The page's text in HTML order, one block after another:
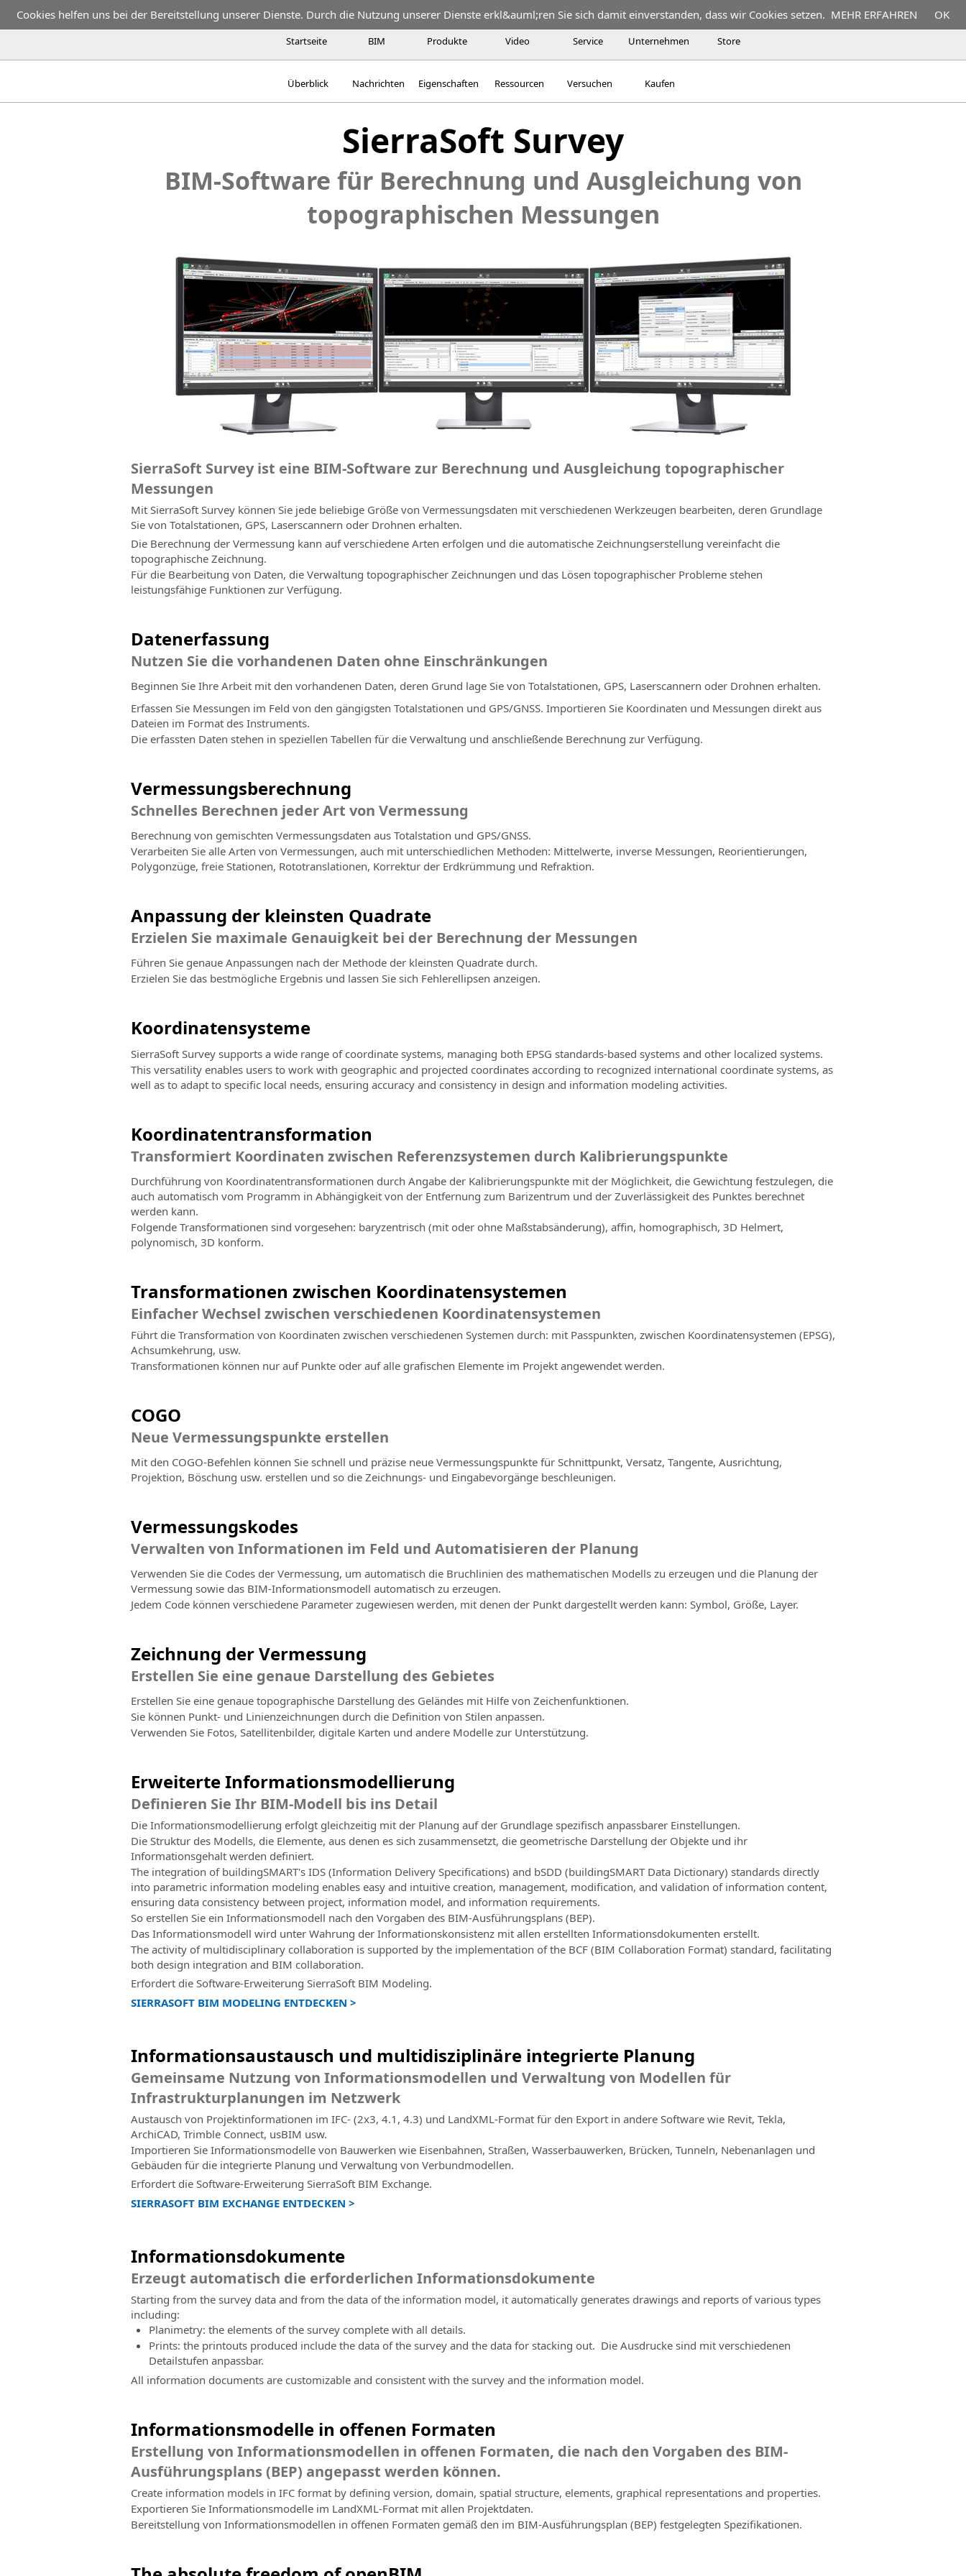
Startseite BIM Produkte Video Service Unternehmen Store
Überblick Nachrichten Eigenschaften Ressourcen Versuchen Kaufen
SierraSoft Survey
BIM-Software für Berechnung und Ausgleichung von
topographischen Messungen
SierraSoft Survey ist eine BIM-Software zur Berechnung und Ausgleichung topographischer
Messungen
Mit SierraSoft Survey können Sie jede beliebige Größe von Vermessungsdaten mit verschiedenen Werkzeugen bearbeiten, deren Grundlage
Sie von Totalstationen, GPS, Laserscannern oder Drohnen erhalten.
Die Berechnung der Vermessung kann auf verschiedene Arten erfolgen und die automatische Zeichnungserstellung vereinfacht die
topographische Zeichnung.
Für die Bearbeitung von Daten, die Verwaltung topographischer Zeichnungen und das Lösen topographischer Probleme stehen
leistungsfähige Funktionen zur Verfügung.
Datenerfassung
Nutzen Sie die vorhandenen Daten ohne Einschränkungen
Beginnen Sie Ihre Arbeit mit den vorhandenen Daten, deren Grund lage Sie von Totalstationen, GPS, Laserscannern oder Drohnen erhalten.
Erfassen Sie Messungen im Feld von den gängigsten Totalstationen und GPS/GNSS. Importieren Sie Koordinaten und Messungen direkt aus
Dateien im Format des Instruments.
Die erfassten Daten stehen in speziellen Tabellen für die Verwaltung und anschließende Berechnung zur Verfügung.
Vermessungsberechnung
Schnelles Berechnen jeder Art von Vermessung
Berechnung von gemischten Vermessungsdaten aus Totalstation und GPS/GNSS.
Verarbeiten Sie alle Arten von Vermessungen, auch mit unterschiedlichen Methoden: Mittelwerte, inverse Messungen, Reorientierungen,
Polygonzüge, freie Stationen, Rototranslationen, Korrektur der Erdkrümmung und Refraktion.
Anpassung der kleinsten Quadrate
Erzielen Sie maximale Genauigkeit bei der Berechnung der Messungen
Führen Sie genaue Anpassungen nach der Methode der kleinsten Quadrate durch.
Erzielen Sie das bestmögliche Ergebnis und lassen Sie sich Fehlerellipsen anzeigen.
Koordinatensysteme
SierraSoft Survey supports a wide range of coordinate systems, managing both EPSG standards-based systems and other localized systems.
This versatility enables users to work with geographic and projected coordinates according to recognized international coordinate systems, as
well as to adapt to specific local needs, ensuring accuracy and consistency in design and information modeling activities.
Koordinatentransformation
Transformiert Koordinaten zwischen Referenzsystemen durch Kalibrierungspunkte
Durchführung von Koordinatentransformationen durch Angabe der Kalibrierungspunkte mit der Möglichkeit, die Gewichtung festzulegen, die
auch automatisch vom Programm in Abhängigkeit von der Entfernung zum Barizentrum und der Zuverlässigkeit des Punktes berechnet
werden kann.
Folgende Transformationen sind vorgesehen: baryzentrisch (mit oder ohne Maßstabsänderung), affin, homographisch, 3D Helmert,
polynomisch, 3D konform.
Transformationen zwischen Koordinatensystemen
Einfacher Wechsel zwischen verschiedenen Koordinatensystemen
Führt die Transformation von Koordinaten zwischen verschiedenen Systemen durch: mit Passpunkten, zwischen Koordinatensystemen (EPSG),
Achsumkehrung, usw.
Transformationen können nur auf Punkte oder auf alle grafischen Elemente im Projekt angewendet werden.
COGO
Neue Vermessungspunkte erstellen
Mit den COGO-Befehlen können Sie schnell und präzise neue Vermessungspunkte für Schnittpunkt, Versatz, Tangente, Ausrichtung,
Projektion, Böschung usw. erstellen und so die Zeichnungs- und Eingabevorgänge beschleunigen.
Vermessungskodes
Verwalten von Informationen im Feld und Automatisieren der Planung
Verwenden Sie die Codes der Vermessung, um automatisch die Bruchlinien des mathematischen Modells zu erzeugen und die Planung der
Vermessung sowie das BIM-Informationsmodell automatisch zu erzeugen.
Jedem Code können verschiedene Parameter zugewiesen werden, mit denen der Punkt dargestellt werden kann: Symbol, Größe, Layer.
Zeichnung der Vermessung
Erstellen Sie eine genaue Darstellung des Gebietes
Erstellen Sie eine genaue topographische Darstellung des Geländes mit Hilfe von Zeichenfunktionen.
Sie können Punkt- und Linienzeichnungen durch die Definition von Stilen anpassen.
Verwenden Sie Fotos, Satellitenbilder, digitale Karten und andere Modelle zur Unterstützung.
Erweiterte Informationsmodellierung
Definieren Sie Ihr BIM-Modell bis ins Detail
Die Informationsmodellierung erfolgt gleichzeitig mit der Planung auf der Grundlage spezifisch anpassbarer Einstellungen.
Die Struktur des Modells, die Elemente, aus denen es sich zusammensetzt, die geometrische Darstellung der Objekte und ihr
Informationsgehalt werden definiert.
The integration of buildingSMART's IDS (Information Delivery Specifications) and bSDD (buildingSMART Data Dictionary) standards directly
into parametric information modeling enables easy and intuitive creation, management, modification, and validation of information content,
ensuring data consistency between project, information model, and information requirements.
So erstellen Sie ein Informationsmodell nach den Vorgaben des BIM-Ausführungsplans (BEP).
Das Informationsmodell wird unter Wahrung der Informationskonsistenz mit allen erstellten Informationsdokumenten erstellt.
The activity of multidisciplinary collaboration is supported by the implementation of the BCF (BIM Collaboration Format) standard, facilitating
both design integration and BIM collaboration.
Erfordert die Software-Erweiterung SierraSoft BIM Modeling.
SIERRASOFT BIM MODELING ENTDECKEN >
Informationsaustausch und multidisziplinäre integrierte Planung
Gemeinsame Nutzung von Informationsmodellen und Verwaltung von Modellen für
Infrastrukturplanungen im Netzwerk
Austausch von Projektinformationen im IFC- (2x3, 4.1, 4.3) und LandXML-Format für den Export in andere Software wie Revit, Tekla,
ArchiCAD, Trimble Connect, usBIM usw.
Importieren Sie Informationsmodelle von Bauwerken wie Eisenbahnen, Straßen, Wasserbauwerken, Brücken, Tunneln, Nebenanlagen und
Gebäuden für die integrierte Planung und Verwaltung von Verbundmodellen.
Erfordert die Software-Erweiterung SierraSoft BIM Exchange.
SIERRASOFT BIM EXCHANGE ENTDECKEN >
Informationsdokumente
Erzeugt automatisch die erforderlichen Informationsdokumente
Starting from the survey data and from the data of the information model, it automatically generates drawings and reports of various types
including:
Planimetry: the elements of the survey complete with all details.
Prints: the printouts produced include the data of the survey and the data for stacking out. Die Ausdrucke sind mit verschiedenen
Detailstufen anpassbar.
All information documents are customizable and consistent with the survey and the information model.
Informationsmodelle in offenen Formaten
Erstellung von Informationsmodellen in offenen Formaten, die nach den Vorgaben des BIM-
Ausführungsplans (BEP) angepasst werden können.
Create information models in IFC format by defining version, domain, spatial structure, elements, graphical representations and properties.
Exportieren Sie Informationsmodelle im LandXML-Format mit allen Projektdaten.
Bereitstellung von Informationsmodellen in offenen Formaten gemäß den im BIM-Ausführungsplan (BEP) festgelegten Spezifikationen.
Cookies helfen uns bei der Bereitstellung unserer Dienste. Durch die Nutzung unserer Dienste erkl&auml;ren Sie sich damit einverstanden, dass wir Cookies setzen. MEHR ERFAHREN OK